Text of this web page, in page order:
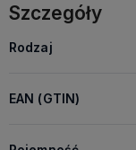
Szczegóły
Rodzaj
EAN (GTIN)